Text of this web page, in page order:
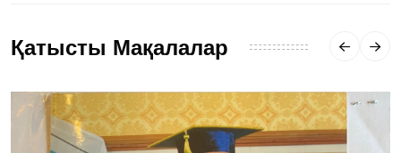
Қатысты Мақалалар